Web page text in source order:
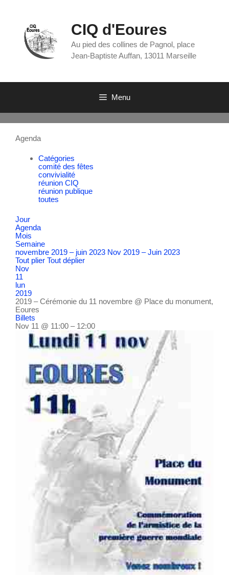
CIQ d'Eoures
Au pied des collines de Pagnol, place
Jean-Baptiste Auffan, 13011 Marseille
Menu
Agenda
Catégories
comité des fêtes
convivialité
réunion CIQ
réunion publique
toutes
Jour
Agenda
Mois
Semaine
novembre 2019 – juin 2023 Nov 2019 – Juin 2023
Tout plier Tout déplier
Nov
11
lun
2019
2019 – Cérémonie du 11 novembre @ Place du monument,
Eoures
Billets
Nov 11 @ 11:00 – 12:00